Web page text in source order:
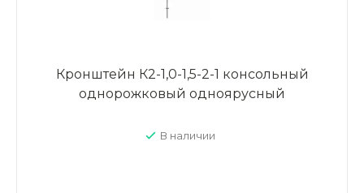
Кронштейн К2-1,0-1,5-2-1 консольный
однорожковый одноярусный
В наличии